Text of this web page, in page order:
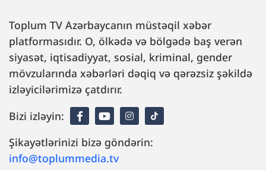
Toplum TV Azərbaycanın müstəqil xəbər
platformasıdır. O, ölkədə və bölgədə baş verən
siyasət, iqtisadiyyat, sosial, kriminal, gender
mövzularında xəbərləri dəqiq və qərəzsiz şəkildə
izləyicilərimizə çatdırır.
Bizi izləyin:
Şikayətlərinizi bizə göndərin:
info@toplummedia.tv